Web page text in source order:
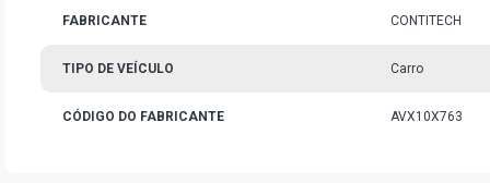
FABRICANTE CONTITECH
TIPO DE VEÍCULO Carro
CÓDIGO DO FABRICANTE AVX10X763